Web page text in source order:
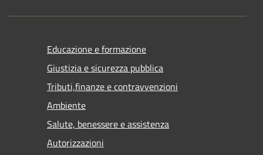
Educazione e formazione
Giustizia e sicurezza pubblica
Tributi,finanze e contravvenzioni
Ambiente
Salute, benessere e assistenza
Autorizzazioni